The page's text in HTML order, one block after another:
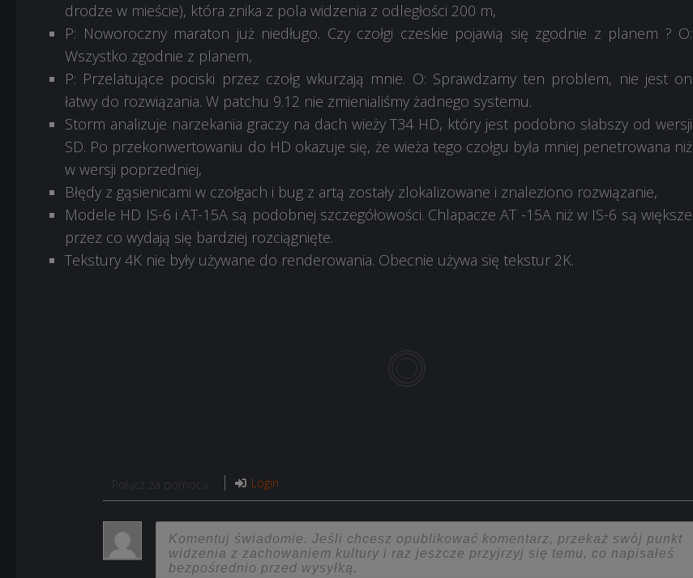
drodze w mieście), która znika z pola widzenia z odległości 200 m,
P: Noworoczny maraton już niedługo. Czy czołgi czeskie pojawią się zgodnie z planem ? O:
Wszystko zgodnie z planem,
P: Przelatujące pociski przez czołg wkurzają mnie. O: Sprawdzamy ten problem, nie jest on
łatwy do rozwiązania. W patchu 9.12 nie zmienialiśmy żadnego systemu.
Storm analizuje narzekania graczy na dach wieży T34 HD, który jest podobno słabszy od wersji
SD. Po przekonwertowaniu do HD okazuje się, że wieża tego czołgu była mniej penetrowana niż
w wersji poprzedniej,
Błędy z gąsienicami w czołgach i bug z artą zostały zlokalizowane i znaleziono rozwiązanie,
Modele HD IS-6 i AT-15A są podobnej szczegółowości. Chlapacze AT -15A niż w IS-6 są większe
przez co wydają się bardziej rozciągnięte.
Tekstury 4K nie były używane do renderowania. Obecnie używa się tekstur 2K.
Login